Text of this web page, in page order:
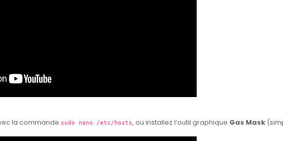
la commande sudo nano /etc/hosts, ou installez l’outil graphique Gas Mask